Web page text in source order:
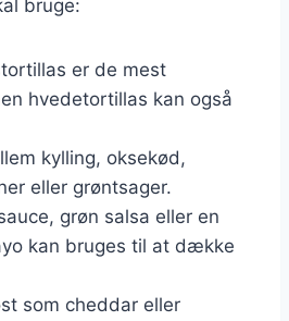
bruge:
er de mest
hvedetortillas kan også
kylling, oksekød,
eller grøntsager.
grøn salsa eller en
kan bruges til at dække
som cheddar eller